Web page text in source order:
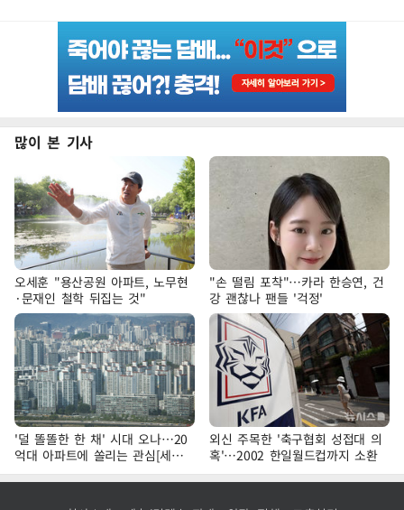
많이 본 기사
오세훈 "용산공원 아파트, 노무현
·문재인 철학 뒤집는 것"
"손 떨림 포착"…카라 한승연, 건
강 괜찮나 팬들 '걱정'
'덜 똘똘한 한 채' 시대 오나…20
억대 아파트에 쏠리는 관심[세제
개편, 그 이후②]
외신 주목한 '축구협회 성접대 의
혹'…2002 한일월드컵까지 소환